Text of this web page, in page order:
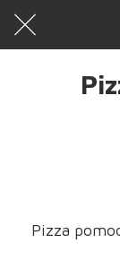
Pizza